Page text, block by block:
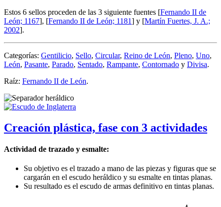
Estos 6 sellos proceden de las 3 siguiente fuentes [Fernando II de
León; 1167], [Fernando II de León; 1181] y [Martín Fuertes, J. A.;
2002].
Categorías: Gentilicio, Sello, Circular, Reino de León, Pleno, Uno,
León, Pasante, Parado, Sentado, Rampante, Contornado y Divisa.
Raíz: Fernando II de León.
Creación plástica, fase con 3 actividades
Actividad de trazado y esmalte:
Su objetivo es el trazado a mano de las piezas y figuras que se
cargarán en el escudo heráldico y su esmalte en tintas planas.
Su resultado es el escudo de armas definitivo en tintas planas.